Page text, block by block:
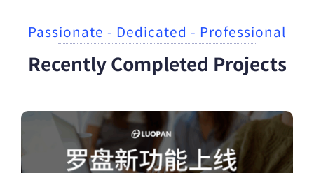
Passionate - Dedicated - Professional
Recently Completed Projects